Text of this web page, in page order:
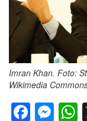
Imran Khan. Foto:
Wikimedia
F
M